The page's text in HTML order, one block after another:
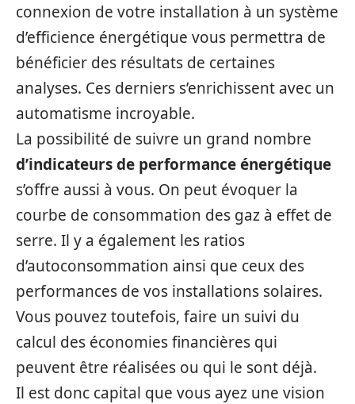
connexion de votre installation à un système
d’efficience énergétique vous permettra de
bénéficier des résultats de certaines
analyses. Ces derniers s’enrichissent avec un
automatisme incroyable.
La possibilité de suivre un grand nombre
d’indicateursde performance énergétique
s’offre aussi à vous. On peut évoquer la
courbe de consommation des gaz à effet de
serre. Il y a également les ratios
d’autoconsommation ainsi que ceux des
performances de vos installations solaires.
Vous pouvez toutefois, faire un suivi du
calcul des économies financières qui
peuvent être réalisées ou qui le sont déjà.
Il est donc capital que vous ayez une vision